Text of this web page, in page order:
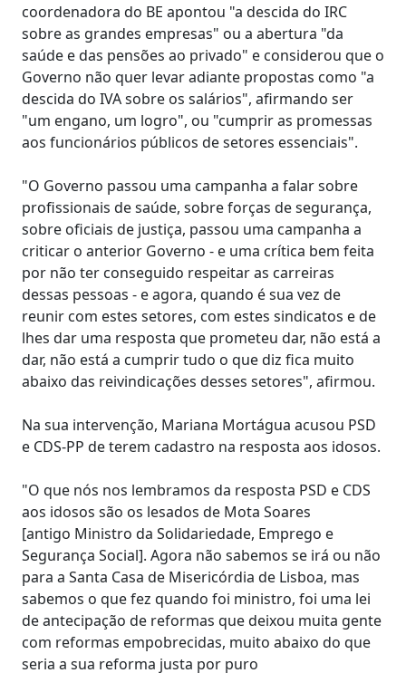
coordenadora do BE apontou "a descida do IRC
sobre as grandes empresas" ou a abertura "da
saúde e das pensões ao privado" e considerou que o
Governo não quer levar adiante propostas como "a
descida do IVA sobre os salários", afirmando ser
"um engano, um logro", ou "cumprir as promessas
aos funcionários públicos de setores essenciais".
"O Governo passou uma campanha a falar sobre
profissionais de saúde, sobre forças de segurança,
sobre oficiais de justiça, passou uma campanha a
criticar o anterior Governo - e uma crítica bem feita
por não ter conseguido respeitar as carreiras
dessas pessoas - e agora, quando é sua vez de
reunir com estes setores, com estes sindicatos e de
lhes dar uma resposta que prometeu dar, não está a
dar, não está a cumprir tudo o que diz fica muito
abaixo das reivindicações desses setores", afirmou.
Na sua intervenção, Mariana Mortágua acusou PSD
e CDS-PP de terem cadastro na resposta aos idosos.
"O que nós nos lembramos da resposta PSD e CDS
aos idosos são os lesados de Mota Soares
[antigo Ministro da Solidariedade, Emprego e
Segurança Social]. Agora não sabemos se irá ou não
para a Santa Casa de Misericórdia de Lisboa, mas
sabemos o que fez quando foi ministro, foi uma lei
de antecipação de reformas que deixou muita gente
com reformas empobrecidas, muito abaixo do que
seria a sua reforma justa por puro